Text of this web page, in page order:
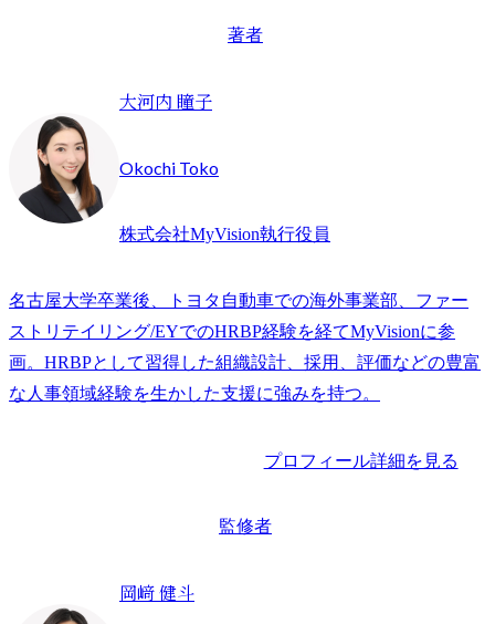
著者
大河内 瞳子
Okochi Toko
株式会社MyVision執行役員
名古屋大学卒業後、トヨタ自動車での海外事業部、ファー
ストリテイリング/EYでのHRBP経験を経てMyVisionに参
画。HRBPとして習得した組織設計、採用、評価などの豊富
な人事領域経験を生かした支援に強みを持つ。
プロフィール詳細を見る
監修者
岡﨑 健斗